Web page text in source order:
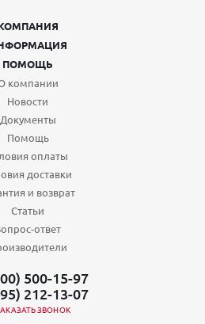
ПОМОЩЬ
компании
Новости
Документы
Помощь
оплаты
доставки
и возврат
Статьи
ответ
500-15-97
212-13-07
ЗВОНОК